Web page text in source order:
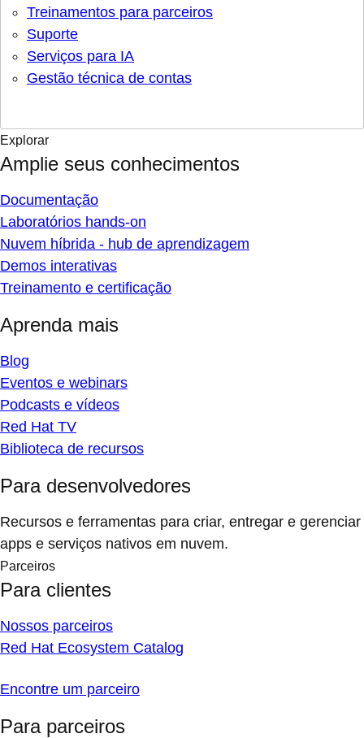
Treinamentos para parceiros
Suporte
Serviços para IA
Gestão técnica de contas
Explorar
Amplie seus conhecimentos
Documentação
Laboratórios hands-on
Nuvem híbrida - hub de aprendizagem
Demos interativas
Treinamento e certificação
Aprenda mais
Blog
Eventos e webinars
Podcasts e vídeos
Red Hat TV
Biblioteca de recursos
Para desenvolvedores
Recursos e ferramentas para criar, entregar e gerenciar
apps e serviços nativos em nuvem.
Parceiros
Para clientes
Nossos parceiros
Red Hat Ecosystem Catalog
Encontre um parceiro
Para parceiros